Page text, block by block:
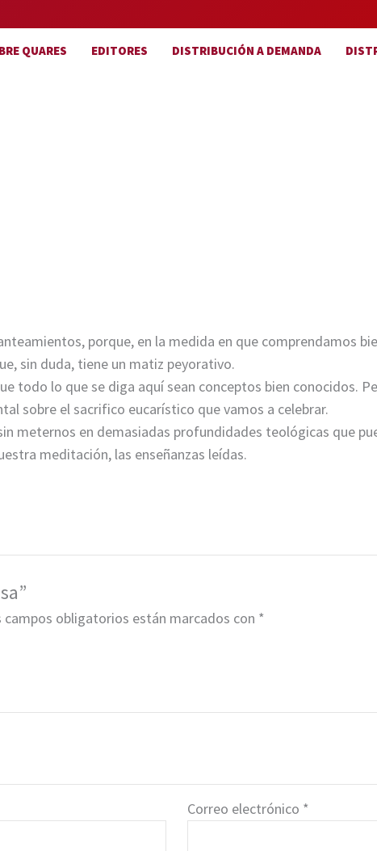
QUARES EDITORES DISTRIBUCIÓN A DEMANDA
porque, en la medida en que comprendamos
sin duda, tiene un matiz peyorativo.
todo lo que se diga aquí sean conceptos bien ­conocidos.
sobre el sacrifico eucarístico que ­vamos a celebrar.
meternos en demasiadas profundidades teológicas que
meditación, las ­enseñanzas leídas.
campos obligatorios están marcados con *
Correo electrónico *